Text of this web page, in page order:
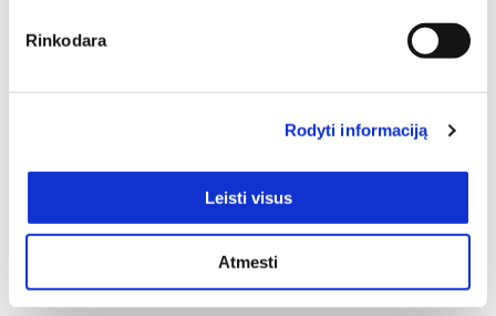
Rinkodara
Rodyti informaciją
Leisti visus
Atmesti
SIŲSTI